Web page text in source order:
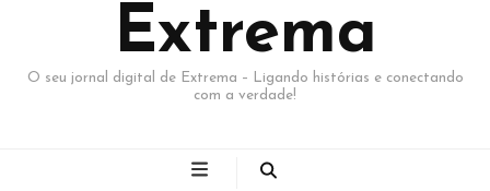
Extrema
O seu jornal digital de Extrema – Ligando histórias e conectando
com a verdade!